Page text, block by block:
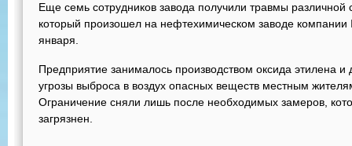
Еще семь сотрудников завода получили травмы различной
который произошел на нефтехимическом заводе компании
января.
Предприятие занималось производством оксида этилена и
угрозы выброса в воздух опасных веществ местным
Ограничение сняли лишь после необходимых замеров,
загрязнен.